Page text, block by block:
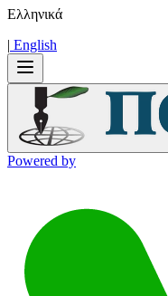
Ελληνικά
| Εnglish
Powered by